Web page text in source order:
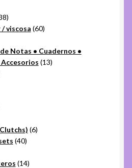
138
productos
viscosa 6060
Notas • Cuadernos •
1313
66
4040
1414